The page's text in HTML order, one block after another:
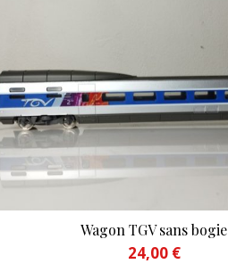
Wagon TGV sans bogie
24,00 €